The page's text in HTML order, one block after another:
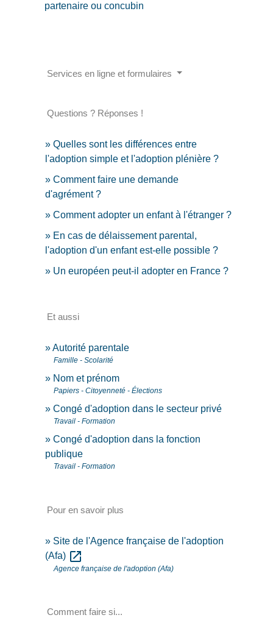
partenaire ou concubin
Services en ligne et formulaires
Questions ? Réponses !
Quelles sont les différences entre
l'adoption simple et l'adoption plénière ?
Comment faire une demande
d'agrément ?
Comment adopter un enfant à l'étranger ?
En cas de délaissement parental,
l'adoption d'un enfant est-elle possible ?
Un européen peut-il adopter en France ?
Et aussi
Autorité parentale
Famille - Scolarité
Nom et prénom
Papiers - Citoyenneté - Élections
Congé d'adoption dans le secteur privé
Travail - Formation
Congé d'adoption dans la fonction
publique
Travail - Formation
Pour en savoir plus
Site de l'Agence française de l'adoption
(Afa) open_in_new
Agence française de l'adoption (Afa)
Comment faire si...